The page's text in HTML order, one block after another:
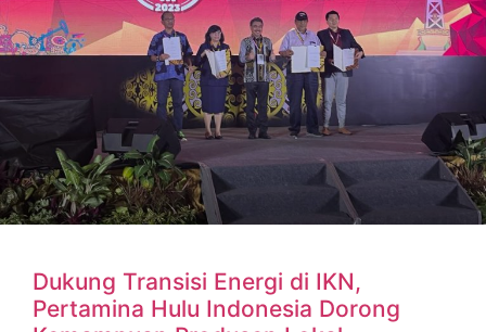
Dukung Transisi Energi di IKN,
Pertamina Hulu Indonesia Dorong